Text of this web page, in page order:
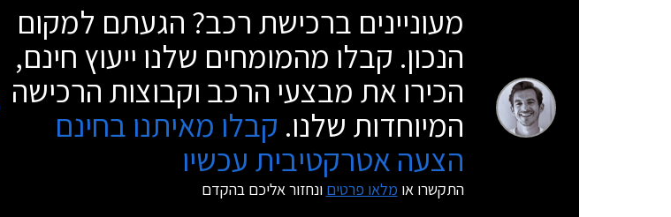
מעוניינים ברכישת רכב? הגעתם למקום
הנכון. קבלו מהמומחים שלנו ייעוץ חינם,
הכירו את מבצעי הרכב וקבוצות הרכישה
המיוחדות שלנו. קבלו מאיתנו בחינם
הצעה אטרקטיבית עכשיו
התקשרו או מלאו פרטים ונחזור אליכם בהקדם